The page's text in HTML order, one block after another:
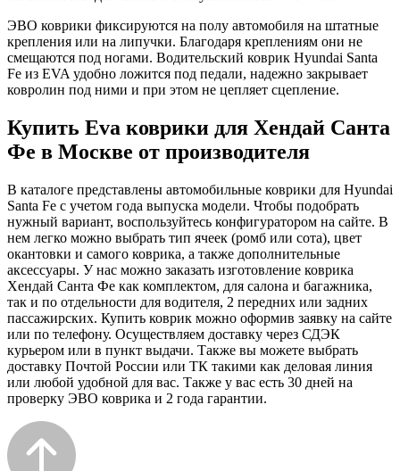
ЭВО коврики фиксируются на полу автомобиля на штатные
крепления или на липучки. Благодаря креплениям они не
смещаются под ногами. Водительский коврик Hyundai Santa
Fe из EVA удобно ложится под педали, надежно закрывает
ковролин под ними и при этом не цепляет сцепление.
Купить Eva коврики для Хендай Санта
Фе в Москве от производителя
В каталоге представлены автомобильные коврики для Hyundai
Santa Fe с учетом года выпуска модели. Чтобы подобрать
нужный вариант, воспользуйтесь конфигуратором на сайте. В
нем легко можно выбрать тип ячеек (ромб или сота), цвет
окантовки и самого коврика, а также дополнительные
аксессуары. У нас можно заказать изготовление коврика
Хендай Санта Фе как комплектом, для салона и багажника,
так и по отдельности для водителя, 2 передних или задних
пассажирских. Купить коврик можно оформив заявку на сайте
или по телефону. Осуществляем доставку через СДЭК
курьером или в пункт выдачи. Также вы можете выбрать
доставку Почтой России или ТК такими как деловая линия
или любой удобной для вас. Также у вас есть 30 дней на
проверку ЭВО коврика и 2 года гарантии.